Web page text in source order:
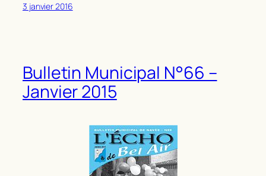
3 janvier 2016
Bulletin Municipal N°66 –
Janvier 2015